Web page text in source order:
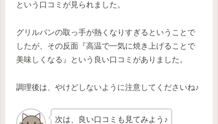
という口コミが見られました。
グリルパンの取っ手が熱くなりすぎるということで
したが、その反面『高温で一気に焼き上げることで
美味しくなる』という良い口コミがありました。
調理後は、やけどしないように注意してくださいね♪
次は、良い口コミも見てみよう♪